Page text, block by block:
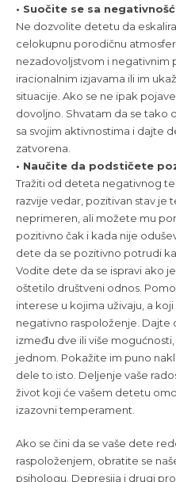
• Suočite se sa
Ne dozvolite detetu da
celokupnu porodičnu
nezadovoljstvom i negativnim
iracionalnim izjavama ili im
situacije. Ako se ne ipak
dovoljno. Shvatam da se tako
sa svojim aktivnostima i dajte
zatvorena.
• Naučite da podstičete
Tražiti od deteta negativnog
razvije vedar, pozitivan stav je
neprimeren, ali možete mu
pozitivno čak i kada nije
dete da se pozitivno potrudi
Vodite dete da se ispravi ako
oštetilo društveni odnos.
interese u kojima uživaju, a
negativno raspoloženje.
između dve ili više
jednom. Pokažite im puno
dele to isto. Deljenje vaše
život koji će vašem detetu
izazovni temperament.
Ako se čini da se vaše dete
raspoloženjem, obratite se
psihologu . Depresija i drugi